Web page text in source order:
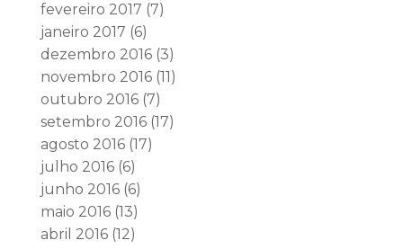
fevereiro 2017 (7)
janeiro 2017 (6)
dezembro 2016(3)
novembro 2016(11)
outubro 2016(7)
setembro 2016(17)
agosto 2016(17)
julho 2016(6)
junho 2016(6)
maio 2016(13)
abril 2016(12)